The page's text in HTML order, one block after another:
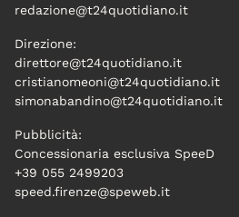
redazione@t24quotidiano.it
Direzione:
direttore@t24quotidiano.it
cristianomeoni@t24quotidiano.it
simonabandino@t24quotidiano.it
Pubblicità:
Concessionaria esclusiva SpeeD
+39 055 2499203
speed.firenze@speweb.it